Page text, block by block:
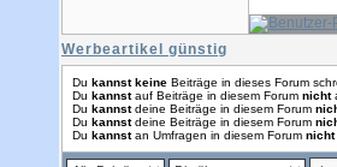
Werbeartikel günstig
Du kannst keine Beiträge in dieses Forum
Du kannstauf Beiträge in diesem Forum nicht
Du kannstdeine Beiträge in diesem Forum
Du kannstdeine Beiträge in diesem Forum
Du kannstan Umfragen in diesem Forum nicht